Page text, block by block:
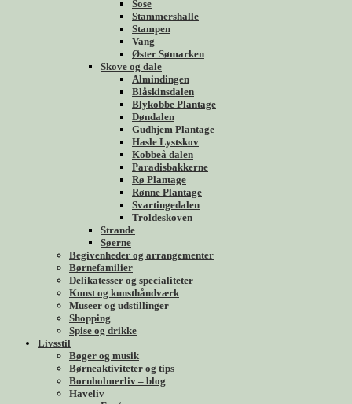
Sose
Stammershalle
Stampen
Vang
Øster Sømarken
Skove og dale
Almindingen
Blåskinsdalen
Blykobbe Plantage
Døndalen
Gudhjem Plantage
Hasle Lystskov
Kobbeå dalen
Paradisbakkerne
Rø Plantage
Rønne Plantage
Svartingedalen
Troldeskoven
Strande
Søerne
Begivenheder og arrangementer
Børnefamilier
Delikatesser og specialiteter
Kunst og kunsthåndværk
Museer og udstillinger
Shopping
Spise og drikke
Livsstil
Bøger og musik
Børneaktiviteter og tips
Bornholmerliv – blog
Haveliv